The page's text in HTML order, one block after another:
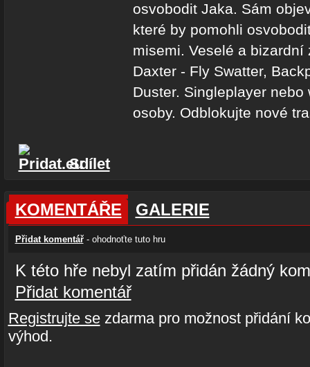
osvobodit Jaka. Sám
které by pomohli
misemi. Veselé a
Daxter - Fly Swatter,
Duster. Singleplayer
osoby. Odblokujte nové
Sdílet
KOMENTÁŘE GALERIE
Přidat komentář- ohodnoťte tuto hru
K této hře nebyl zatím přidán žádný
Přidat komentář
Registrujte sezdarma pro možnost přidání
výhod.